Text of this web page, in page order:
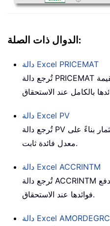
الدوال ذات الصلة:
دالة Excel PRICEMAT
تُرجع دالة PRICEMAT
دالة Excel PV
تُرجع دالة PV القيمة الحالية لقرض أو استثمار بناءً على
معدل فائدة ثابت.
دالة Excel ACCRINTM
تُرجع دالة ACCRINTM الفوائد المتراكمة لأوراق مالية تُدفع
فوائدها عند الاستحقاق.
دالة Excel AMORDEGRC